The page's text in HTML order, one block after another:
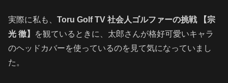
実際に私も、 Toru Golf TV 社会人ゴルファーの挑戦 【宗
光 徹】
を観ているときに、太郎さんが格好可愛いキャラ
のヘッドカバーを使っているのを見て気になっていまし
た。